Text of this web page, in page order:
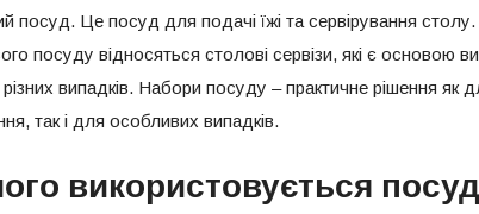
посуд. Це посуд для подачі їжі та сервірування столу.
посуду відносяться столові сервізи, які є основою
випадків. Набори посуду – практичне рішення як
так і для особливих випадків.
використовується